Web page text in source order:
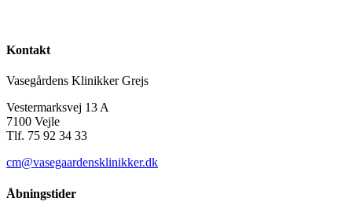
Kontakt
Vasegårdens Klinikker Grejs
Vestermarksvej 13 A
7100 Vejle
Tlf. 75 92 34 33
cm@vasegaardensklinikker.dk
Åbningstider